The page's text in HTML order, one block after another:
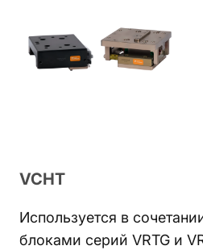
VCHT
Используется в
блоками серий VRTG и